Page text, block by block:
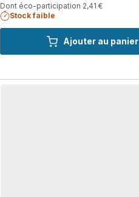
Ajouter au panier
Dont éco-participation 2,41 €
Stock faible